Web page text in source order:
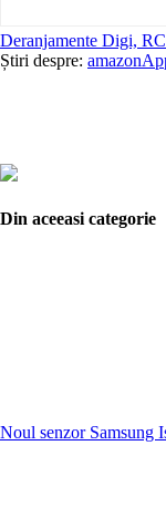
Deranjamente Digi,
Știri despre: amazon
Din aceeasi categorie
Noul senzor Samsung